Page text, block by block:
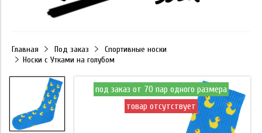
Главная Под заказ
Спортивные носки
Носки с Утками на голубом
под заказ от 70 пар одного размера
товар отсутствует